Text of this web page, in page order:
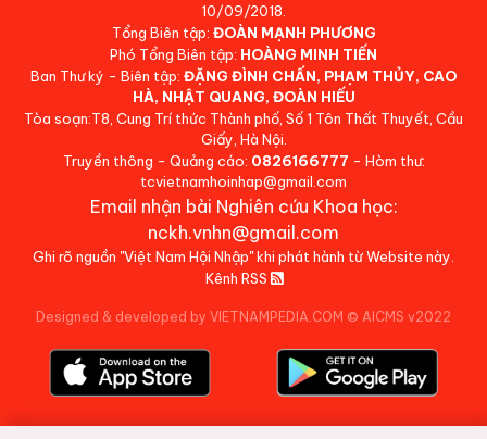
10/09/2018.
Tổng Biên tập: ĐOÀN MẠNH PHƯƠNG
Phó Tổng Biên tập: HOÀNG MINH TIẾN
Ban Thư ký - Biên tập: ĐẶNG ĐÌNH CHẤN, PHẠM THỦY, CAO
HÀ, NHẬT QUANG, ĐOÀN HIẾU
Tòa soạn:T8, Cung Trí thức Thành phố, Số 1 Tôn Thất Thuyết, Cầu
Giấy, Hà Nội.
Truyền thông - Quảng cáo: 0826166777 - Hòm thư:
tcvietnamhoinhap@gmail.com
Email nhận bài Nghiên cứu Khoa học:
nckh.vnhn@gmail.com
Ghi rõ nguồn "Việt Nam Hội Nhập" khi phát hành từ Website này.
Kênh RSS
Designed & developed by VIETNAMPEDIA.COM © AICMS v2022